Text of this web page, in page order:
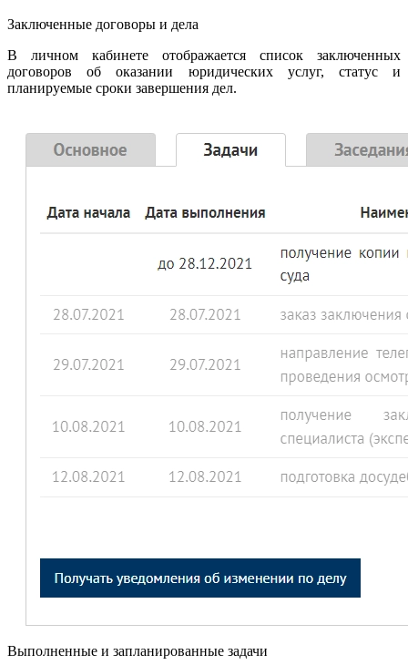
Заключенные договоры и дела
В личном кабинете отображается список заключенных
договоров об оказании юридических услуг, статус и
планируемые сроки завершения дел.
Выполненные и запланированные задачи